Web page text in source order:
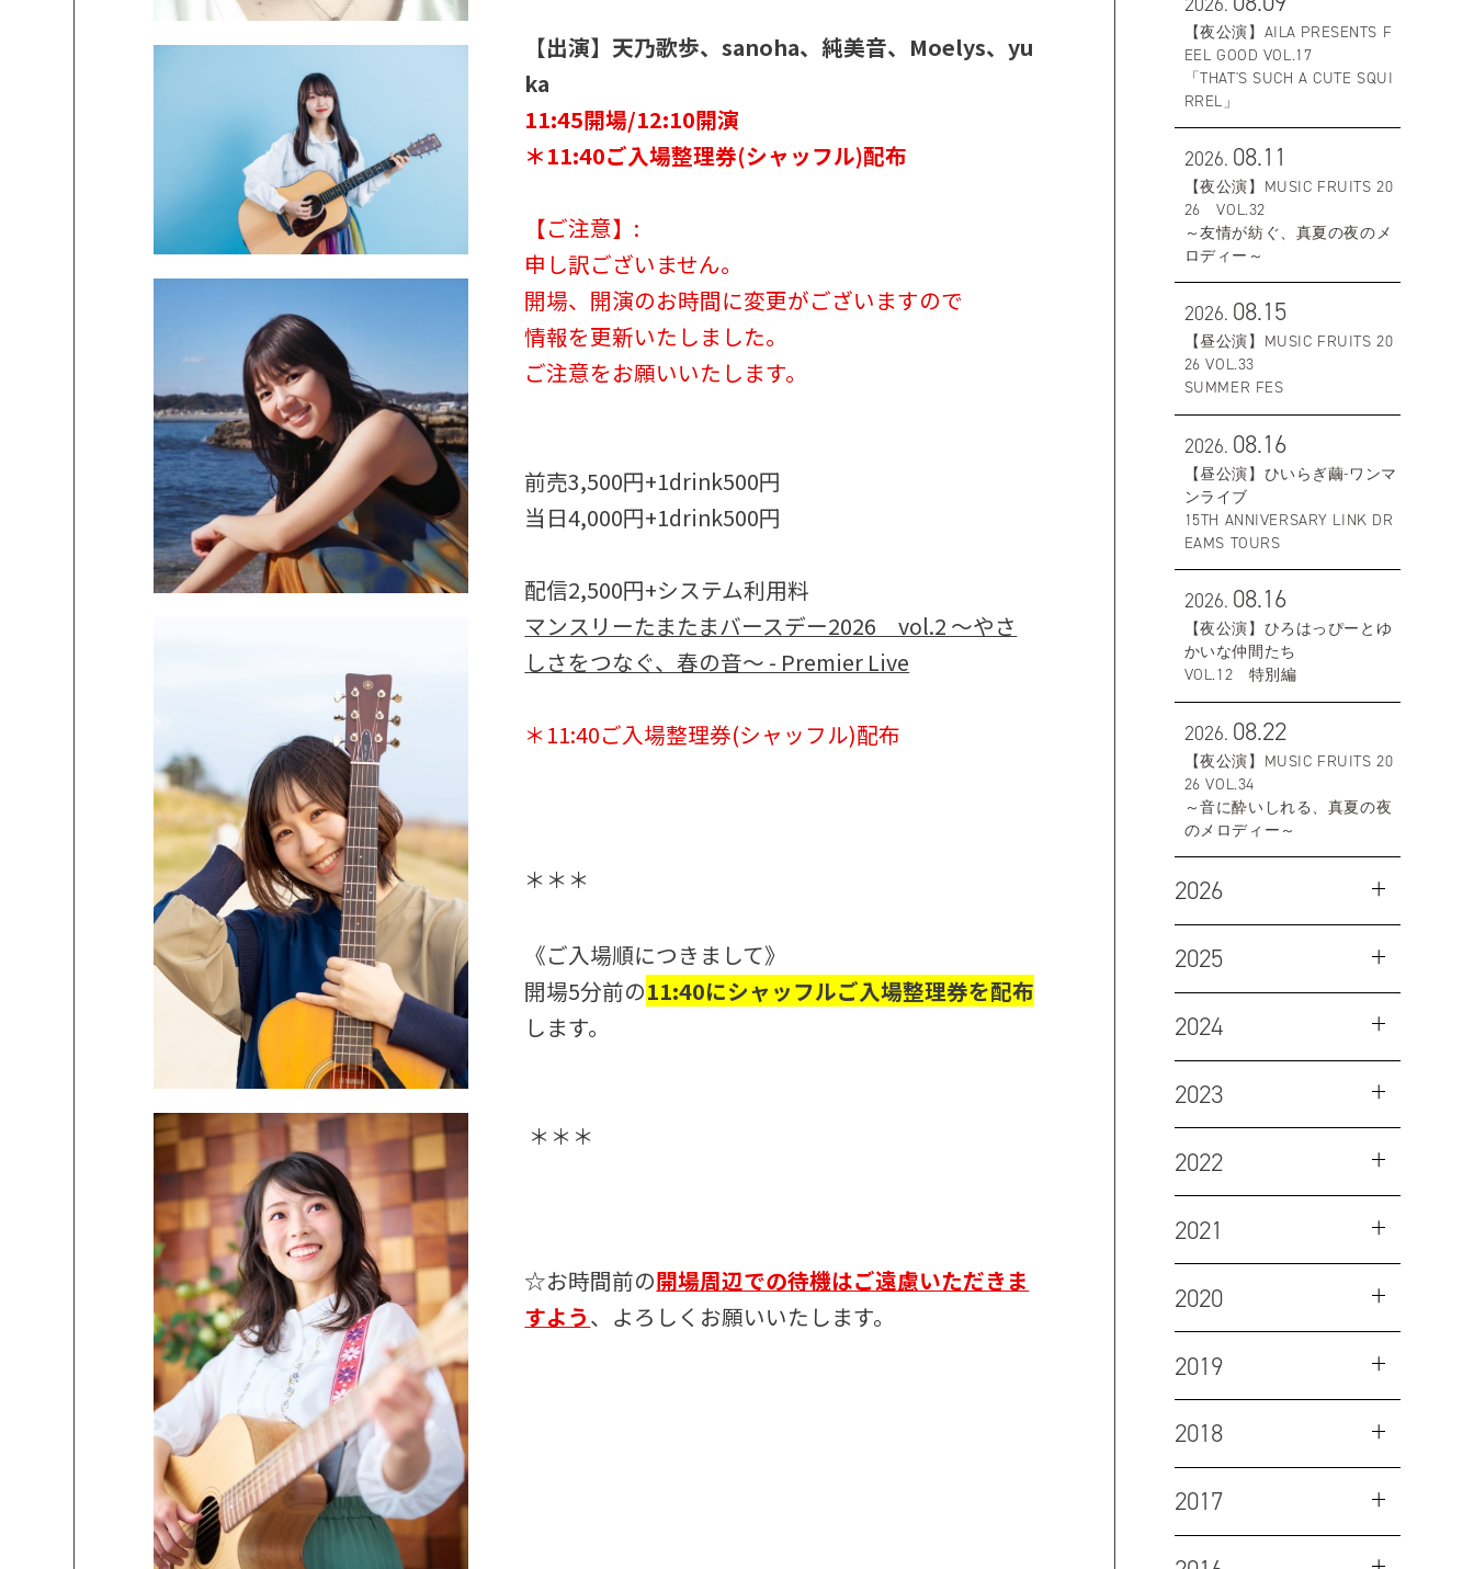
【出演】天乃歌歩、sanoha、純美音、Moelys、yu
ka
11:45開場/12:10開演
＊11:40ご入場整理券(シャッフル)配布
【ご注意】:
申し訳ございません。
開場、開演のお時間に変更がございますので
情報を更新いたしました。
ご注意をお願いいたします。
前売3,500円+1drink500円
当日4,000円+1drink500円
配信2,500円+システム利用料
マンスリーたまたまバースデー2026 vol.2 ～やさ
しさをつなぐ、春の音～ - Premier Live
＊11:40ご入場整理券(シャッフル)配布
＊＊＊
《ご入場順につきまして》
開場5分前の11:40にシャッフルご入場整理券を配布
します。
＊＊＊
☆お時間前の開場周辺での待機はご遠慮いただきま
すよう、よろしくお願いいたします。
【夜公演】AILA PRESENTS F
EEL GOOD VOL.17
「THAT'S SUCH A CUTE SQUI
RREL」
2026. 08.11
【夜公演】MUSIC FRUITS 20
26 VOL.32
～友情が紡ぐ、真夏の夜のメ
ロディー～
2026. 08.15
【昼公演】MUSIC FRUITS 20
26 VOL.33
SUMMER FES
2026. 08.16
【昼公演】ひいらぎ繭-ワンマ
ンライブ
15TH ANNIVERSARY LINK DR
EAMS TOURS
2026. 08.16
【夜公演】ひろはっぴーとゆ
かいな仲間たち
VOL.12 特別編
2026. 08.22
【夜公演】MUSIC FRUITS 20
26 VOL.34
～音に酔いしれる、真夏の夜
のメロディー～
2026
2025
2024
2023
2022
2021
2020
2019
2018
2017